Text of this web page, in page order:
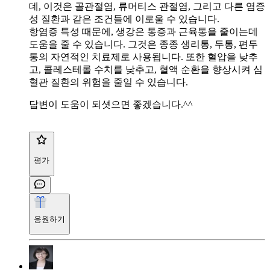
데, 이것은 골관절염, 류머티스 관절염, 그리고 다른 염증
성 질환과 같은 조건들에 이로울 수 있습니다.
항염증 특성 때문에, 생강은 통증과 근육통을 줄이는데
도움을 줄 수 있습니다. 그것은 종종 생리통, 두통, 편두
통의 자연적인 치료제로 사용됩니다. 또한 혈압을 낮추
고, 콜레스테롤 수치를 낮추고, 혈액 순환을 향상시켜 심
혈관 질환의 위험을 줄일 수 있습니다.
답변이 도움이 되셧으면 좋겠습니다.^^
평가
응원하기